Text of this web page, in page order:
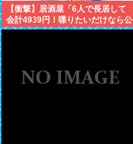
【衝撃】居酒屋「6人で長居して
会計4939円！喋りたいだけなら公
園に行ってくれ（怒」←これ